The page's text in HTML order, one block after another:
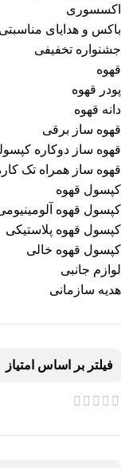
اکسسوری
باکس و هدایای مناسبتی
جشنواره تخفیفی
قهوه
پودر قهوه
دانه قهوه
قهوه ساز برقی
قهوه ساز دوکاره
قهوه‌ ساز همراه تک
کپسول قهوه
کپسول قهوه
کپسول قهوه پلاستیکی
کپسول قهوه خالی
لوازم جانبی
هدیه سازمانی
فیلتر بر اساس امتیاز